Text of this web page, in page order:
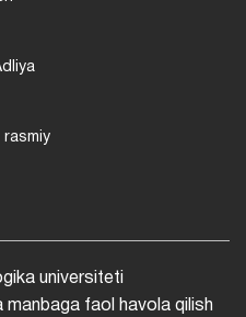
rasmiy
universiteti
manbaga faol havola qilish